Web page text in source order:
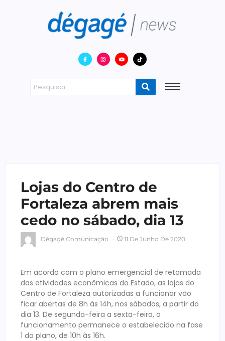
Lojas do Centro de
Fortaleza abrem mais
cedo no sábado, dia 13
Dégagé Comunicação 11 De Junho De 2020
Em acordo com o plano emergencial de retomada
das atividades econômicas do Estado, as lojas do
Centro de Fortaleza autorizadas a funcionar vão
ficar abertas de 8h às 14h, nos sábados, a partir do
dia 13. De segunda-feira a sexta-feira, o
funcionamento permanece o estabelecido na fase
1 do plano, de 10h às 16h.